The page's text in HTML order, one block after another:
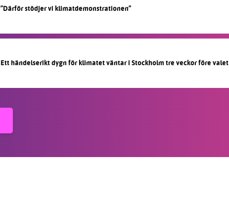
”Därför stödjer vi klimatdemonstrationen”
Ett händelserikt dygn för klimatet väntar i Stockholm tre veckor före valet